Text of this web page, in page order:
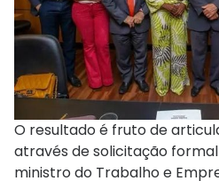
O resultado é fruto de
através de solicitação
ministro do Trabalho e